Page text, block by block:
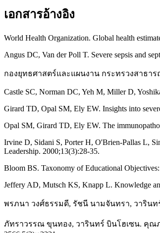
เอกสารอ้างอิง
World Health Organization. Global health
Angus DC, Van der Poll T. Severe sepsis and
กองยุทธศาสตร์และแผนงาน กระทรวงสาธาร
Castle SC, Norman DC, Yeh M, Miller D,
Girard TD, Opal SM, Ely EW. Insights into
Opal SM, Girard TD, Ely EW. The
Irvine D, Sidani S, Porter H, O'Brien-Pallas L,
Leadership. 2000;13(3):28-35.
Bloom BS. Taxonomy of Educational
Jeffery AD, Mutsch KS, Knapp L. Knowledge
พรภนา วงศ์ธรรมดี, รัชนี นามจันทรา, วารินท
ภัทราวรรณ ขุนทอง, วารินทร์ บินโฮเซน. คุณ